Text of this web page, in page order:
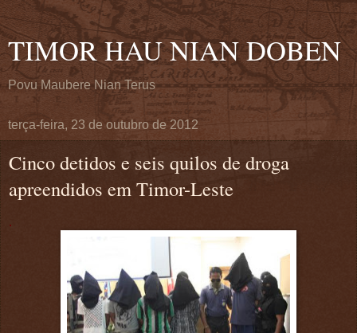
TIMOR HAU NIAN DOBEN
Povu Maubere Nian Terus
terça-feira, 23 de outubro de 2012
Cinco detidos e seis quilos de droga
apreendidos em Timor-Leste
.